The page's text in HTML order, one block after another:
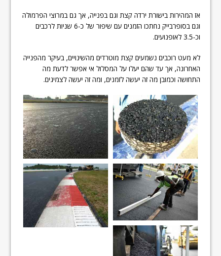
אז המהירות בישורת ירדה קצת וגם בפנייה, אך גם במרוצי הפרמולה
וגם בסופרבייק נחתכו הזמנים עם שיפור של כ-6 שניות לרכבים
וכ-3.5 לאופנועים.
לא מעט רוכבים נשמעים קצת מוטרדים מהשינויים, בעיקר מהפנייה
האחרונה, אך עד שהם יעלו על המסלול אי אפשר לדעת מה
התחושה וכמובן מה זה יעשה לזמנים, ומה זה יעשה לצמיגים.